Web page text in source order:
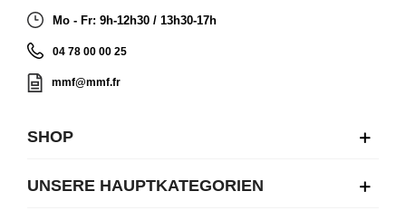
Mo - Fr: 9h-12h30 / 13h30-17h
04 78 00 00 25
mmf@mmf.fr
SHOP
UNSERE HAUPTKATEGORIEN